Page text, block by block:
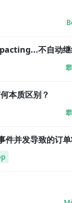
不自动继
本质区别？
件并发导致的订